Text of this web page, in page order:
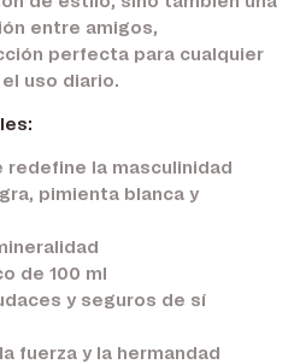
entre amigos,
perfecta para cualquier
uso diario.
redefine la masculinidad
pimienta blanca y
de 100 ml
y seguros de sí
fuerza y la hermandad